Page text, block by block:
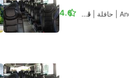
حافلة قياسي مكيف 4.6